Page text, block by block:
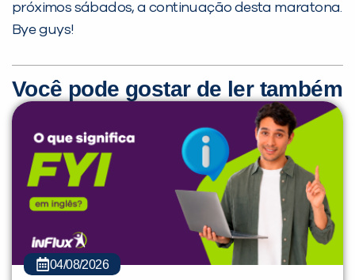
próximos sábados, a continuação desta maratona.
Bye guys!
Você pode gostar de ler também
04/08/2026